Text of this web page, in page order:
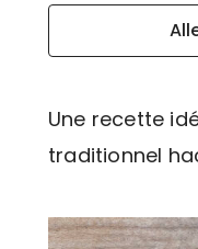
Une recette
traditionnel